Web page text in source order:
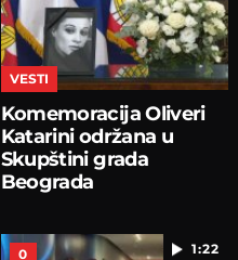
VESTI
Komemoracija Oliveri
Katarini održana u
Skupštini grada
Beograda
1:22
0